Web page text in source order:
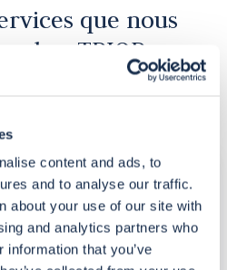
content and ads, to
and to analyse our traffic.
about your use of our site with
and analytics partners who
that you’ve
que nous
chez TRIOR
de
biens
immobiliers
existants